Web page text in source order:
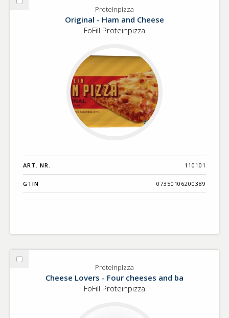
Välj
Proteinpizza
Original - Ham and Cheese
FoFill Proteinpizza
ART. NR. 110101
GTIN 07350106200389
Välj
Proteinpizza
Cheese Lovers - Four cheeses and ba
FoFill Proteinpizza